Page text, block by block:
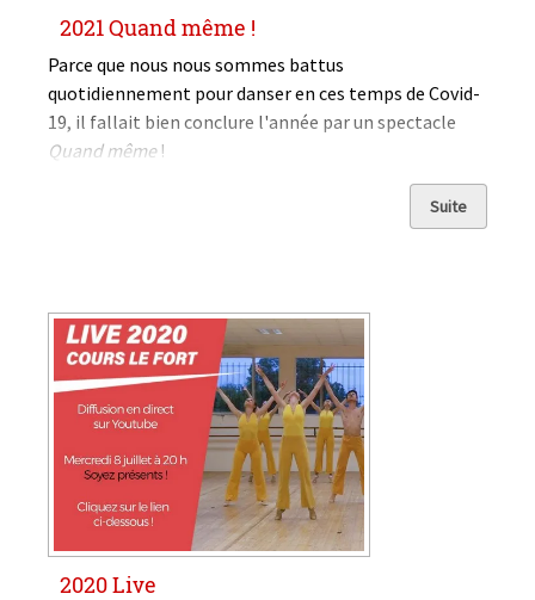
2021 Quand même !
Parce que nous nous sommes battus
quotidiennement pour danser en ces temps de Covid-
19, il fallait bien conclure l'année par un spectacle
Quand même!
Suite
2020 Live